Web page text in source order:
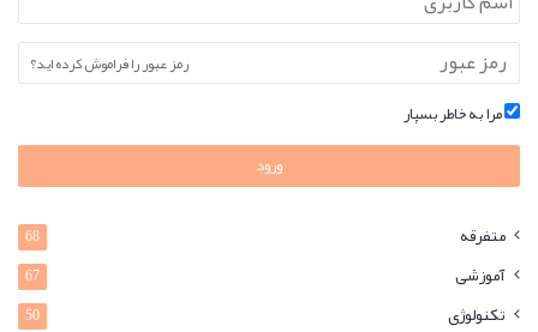
رمز عبور را فراموش کرده اید؟
مرا به خاطر بسپار
ورود
متفرقه 68
آموزشی 67
تکنولوژی 50